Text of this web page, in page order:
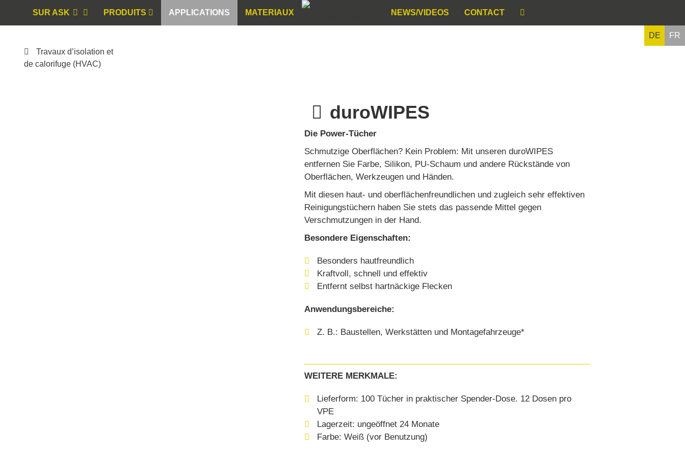
SUR ASK PRODUITS APPLICATIONS MATERIAUX NEWS/VIDEOS CONTACT
DE
FR
Travaux d’isolation et
de calorifuge (HVAC)
duroWIPES
Die Power-Tücher
Schmutzige Oberflächen? Kein Problem: Mit unseren duroWIPES
entfernen Sie Farbe, Silikon, PU-Schaum und andere Rückstände von
Oberflächen, Werkzeugen und Händen.
Mit diesen haut- und oberflächenfreundlichen und zugleich sehr effektiven
Reinigungstüchern haben Sie stets das passende Mittel gegen
Verschmutzungen in der Hand.
Besondere Eigenschaften:
Besonders hautfreundlich
Kraftvoll, schnell und effektiv
Entfernt selbst hartnäckige Flecken
Anwendungsbereiche:
Z. B.: Baustellen, Werkstätten und Montagefahrzeuge*
WEITERE MERKMALE:
Lieferform: 100 Tücher in praktischer Spender-Dose. 12 Dosen pro
VPE
Lagerzeit: ungeöffnet 24 Monate
Farbe: Weiß (vor Benutzung)